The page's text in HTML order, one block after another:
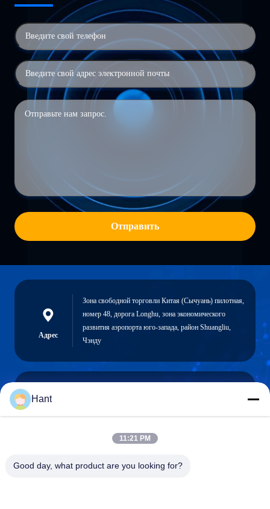
Отправить
Адрес
Зона свободной торговли Китая (Сычуань) пилотная,
номер 48, дорога Longhu, зона экономического
развития аэропорта юго-запада, район Shuangliu,
Чэнду
Hant
11:21 PM
Good day, what product are you looking for?